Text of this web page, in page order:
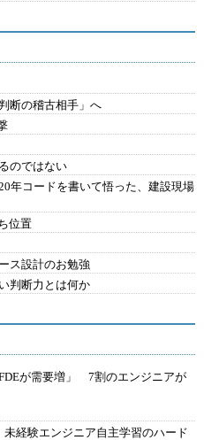
断の稽古相手」へ
のではない
年コードを書いて悟った、建設現場
位置
ス設計のお勉強
判断力とは何か
が需要増」 7割のエンジニアが
経験エンジニア自主学習のハード